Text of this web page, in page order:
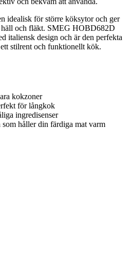
idealisk för större köksytor och ger
häll och fläkt. SMEG HOBD682D
italiensk design och är den perfekta
stilrent och funktionellt kök.
kokzoner
för långkok
ingredisenser
håller din färdiga mat varm